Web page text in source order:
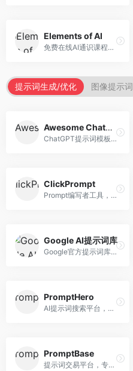
Elements of AI
免费在线AI通识课程，专注于AI基础知识普及。面向普通大众，提供AI概念、原理、应用等入门知识，语言通俗易懂。
提示词生成/优化 图像提示词
Awesome ChatGPT Prompts
ChatGPT提示词模板库，专注于实用提示词收集。面向ChatGPT用户，提供提示词模板、使用场景、效果展示等资源，模板实用性强。
ClickPrompt
Prompt编写者工具，专注于提示词创作辅助。面向提示词创作者，提供提示词编辑、测试、分享等服务，创作工具完善。
Google AI提示词库
Google官方提示词库，专注于Gemini模型优化。面向开发者，提供官方提示词指南、最佳实践、示例代码等资源，权威性强。
PromptHero
AI提示词搜索平台，整合多种AI工具提示词资源。面向AI创作者，提供提示词搜索、模板库、社区分享等服务，提示词资源丰富。
PromptBase
提示词交易平台，专注于高质量提示词买卖。面向AI创作者，提供提示词交易、模板购买、创作者收益等服务，提示词质量高。